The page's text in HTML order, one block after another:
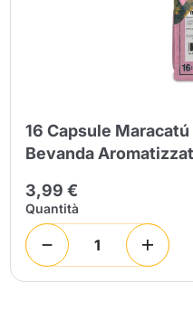
16 Capsule
Bevanda
3,99 €
Quantità